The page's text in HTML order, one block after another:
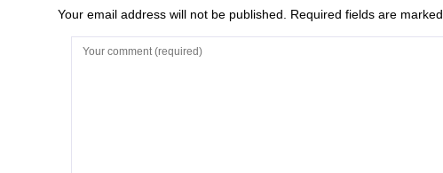
Your email address will not be published. Required fields are marked